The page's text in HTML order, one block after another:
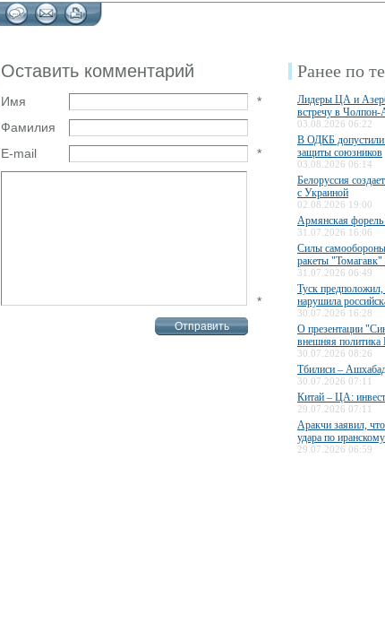
Оставить комментарий
Имя
*
Фамилия
E-mail
*
*
Ранее по
Лидеры ЦА и
встречу в Чолпон-
03.08.2026 06:22
В ОДКБ допустили
защиты союзников
03.08.2026 06:14
Белоруссия
с Украиной
02.08.2026 19:00
Армянская
31.07.2026 16:06
Силы
ракеты "Томагавк"
31.07.2026 06:49
Туск предположил,
нарушила
30.07.2026 16:28
О презентации
внешняя
30.07.2026 08:26
Тбилиси –
30.07.2026 07:11
Китай – ЦА:
29.07.2026 07:11
Аракчи заявил,
удара по
29.07.2026 06:59